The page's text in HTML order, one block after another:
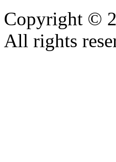
Copyright ©
All rights